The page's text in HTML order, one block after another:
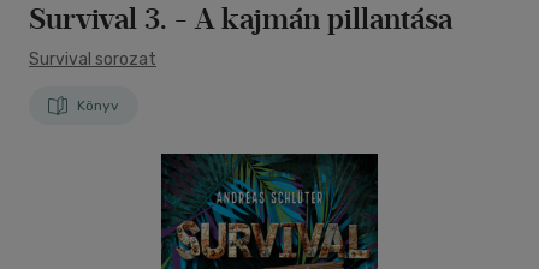
Survival 3. - A kajmán pillantása
Survival sorozat
Könyv